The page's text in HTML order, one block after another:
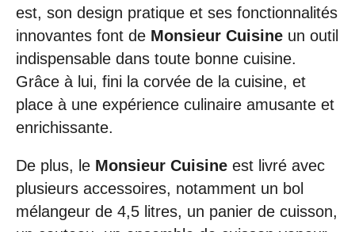
est, son design pratique et ses fonctionnalités
innovantes font de Monsieur Cuisine un outil
indispensable dans toute bonne cuisine.
Grâce à lui, fini la corvée de la cuisine, et
place à une expérience culinaire amusante et
enrichissante.
De plus, le Monsieur Cuisine est livré avec
plusieurs accessoires, notamment un bol
mélangeur de 4,5 litres, un panier de cuisson,